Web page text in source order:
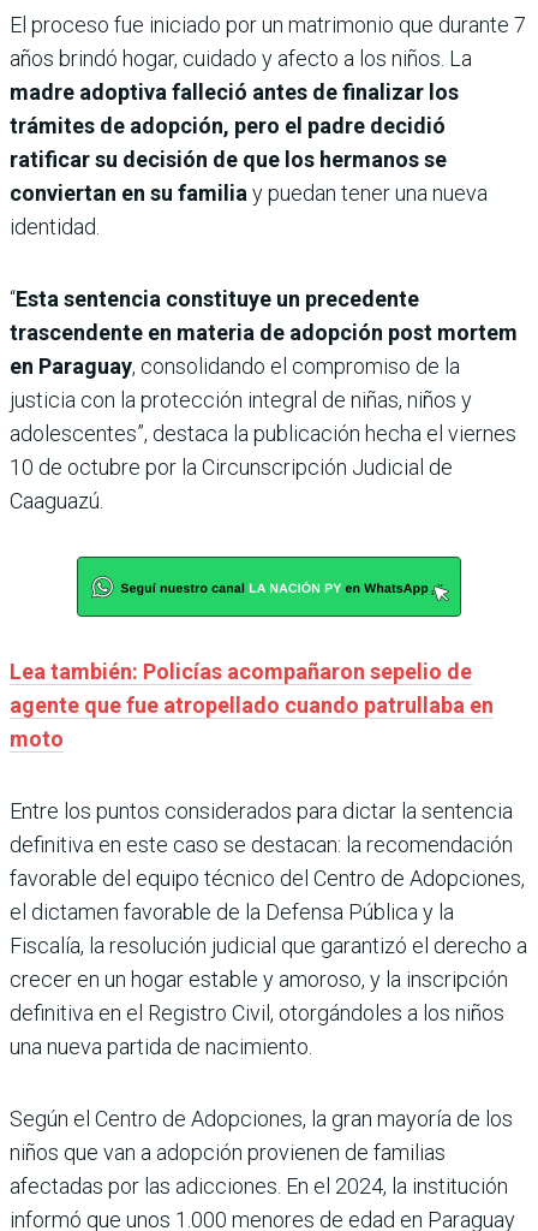
El proceso fue iniciado por un matrimonio que durante 7
años brindó hogar, cuidado y afecto a los niños. La
madre adoptiva falleció antes de finalizar los
trámites de adopción, pero el padre decidió
ratificar su decisión de que los hermanos se
conviertan en su familia y puedan tener una nueva
identidad.
“Esta sentencia constituye un precedente
trascendente en materia de adopción post mortem
en Paraguay, consolidando el compromiso de la
justicia con la protección integral de niñas, niños y
adolescentes”, destaca la publicación hecha el viernes
10 de octubre por la Circunscripción Judicial de
Caaguazú.
Lea también: Policías acompañaron sepelio de
agente que fue atropellado cuando patrullaba en
moto
Entre los puntos considerados para dictar la sentencia
definitiva en este caso se destacan: la recomendación
favorable del equipo técnico del Centro de Adopciones,
el dictamen favorable de la Defensa Pública y la
Fiscalía, la resolución judicial que garantizó el derecho a
crecer en un hogar estable y amoroso, y la inscripción
definitiva en el Registro Civil, otorgándoles a los niños
una nueva partida de nacimiento.
Según el Centro de Adopciones, la gran mayoría de los
niños que van a adopción provienen de familias
afectadas por las adicciones. En el 2024, la institución
informó que unos 1.000 menores de edad en Paraguay